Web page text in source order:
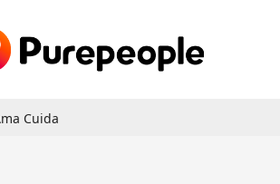
Cuida